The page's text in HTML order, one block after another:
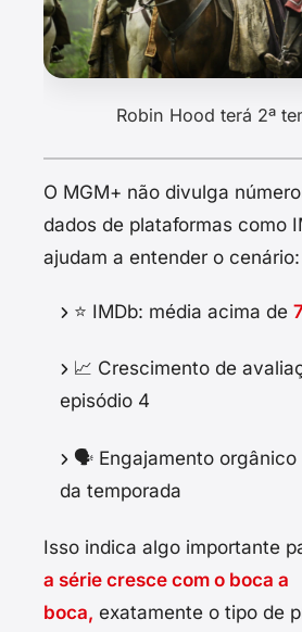
Robin Hood terá 2ª
O MGM+ não divulga
dados de plataformas como
ajudam a entender o cenário:
⭐ IMDb: média acima de
📈 Crescimento de
episódio 4
🗣️ Engajamento orgânico
da temporada
Isso indica algo importante
a série cresce com o boca a
boca, exatamente o tipo de